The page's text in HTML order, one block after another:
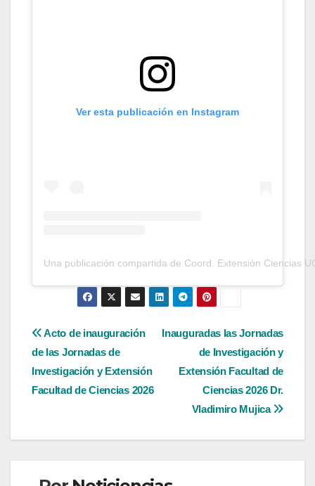
Ver esta publicación en Instagram
Una publicación compartida de Coord. Extensión Ciencias
Navegación
de
entradas
Inauguradas las Jornadas
de Investigación y
Extensión Facultad de
Ciencias 2026 Dr.
Vladimiro Mujica
Acto de inauguración
de las Jornadas de
Investigación y Extensión
Facultad de Ciencias 2026